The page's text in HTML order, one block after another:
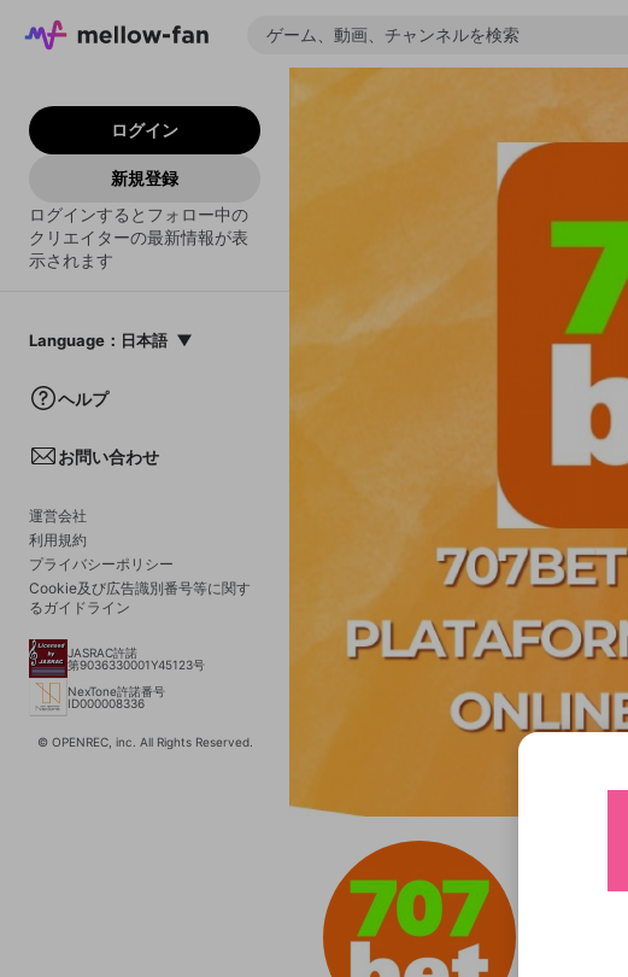
ログイン
新規登録
ログインするとフォロー中の
クリエイターの最新情報が表
示されます
Language ： 日本語
中文(簡体)
ヘルプ
お問い合わせ
運営会社
利用規約
プライバシーポリシー
Cookie及び広告識別番号等に関す
るガイドライン
JASRAC許諾
第9036330001Y45123号
NexTone許諾番号
ID000008336
© OPENREC, inc. All Rights Reserved.
ー
す
選択できるプ